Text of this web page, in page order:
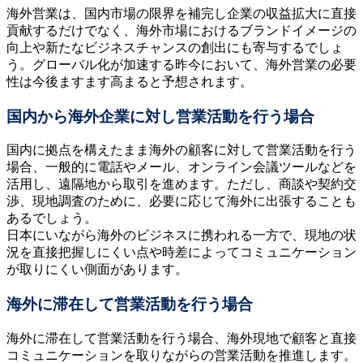
海外営業は、国内市場の限界を補完し企業の収益拡大に直接
貢献するだけでなく、海外市場におけるブランドイメージの
向上や新たなビジネスチャンスの創出にも寄与するでしょ
う。グローバル化が加速する昨今において、海外営業の必要
性は今後ますます高まると予想されます。
国内から海外企業に対し営業活動を行う場合
国内に拠点を構えたまま海外の顧客に対して営業活動を行う
場合、一般的に電話やメール、オンライン会議ツールなどを
活用し、遠隔地から取引を進めます。ただし、商談や契約交
渉、現地調査のために、必要に応じて海外に出張することも
あるでしょう。
日本にいながら海外のビジネスに携われる一方で、現地の状
況を直接把握しにくい点や時差によってコミュニケーション
が取りにくい側面があります。
海外に滞在して営業活動を行う場合
海外に滞在して営業活動を行う場合、海外現地で顧客と直接
コミュニケーションを取りながらの営業活動を推進します。